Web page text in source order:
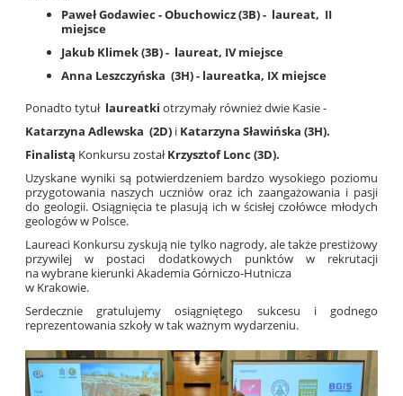
PawełGodawiec - Obuchowicz (3B) - laureat, II
miejsce
Jakub Klimek (3B) - laureat, IV miejsce
Anna Leszczyńska (3H) - laureatka, IX miejsce
Ponadto tytuł laureatkiotrzymały również dwie Kasie -
Katarzyna Adlewska (2D) i Katarzyna Sławińska (3H).
Finalistą Konkursu zostałKrzysztof Lonc (3D).
Uzyskane wyniki są potwierdzeniem bardzo wysokiego poziomu
przygotowania naszych uczniów oraz ich zaangażowania i pasji
do geologii. Osiągnięcia te plasują ich w ścisłej czołówce młodych
geologów w Polsce.
Laureaci Konkursu zyskują nie tylko nagrody, ale także prestiżowy
przywilej w postaci dodatkowych punktów w rekrutacji
na wybrane kierunki Akademia Górniczo-Hutnicza
w Krakowie.
Serdecznie gratulujemy osiągniętego sukcesu i godnego
reprezentowania szkoły w tak ważnym wydarzeniu.